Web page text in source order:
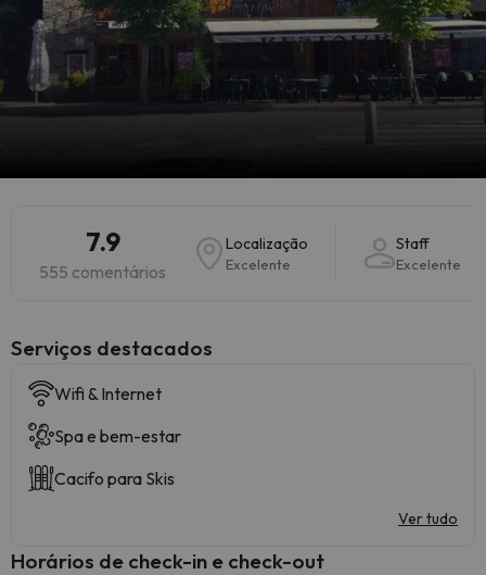
7.9
555 comentários
Localização
Excelente
Staff
Excelente
Serviços destacados
Wifi & Internet
Spa e bem-estar
Cacifo para Skis
Ver tudo
Horários de check-in e check-out